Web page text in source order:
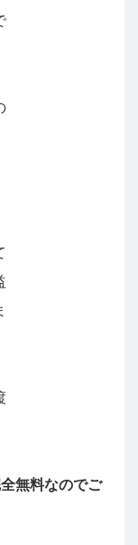
無料なのでご